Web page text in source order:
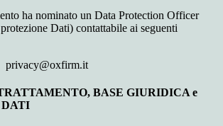
ha nominato un Data Protection Officer
Dati) contattabile ai seguenti
BASE GIURIDICA e